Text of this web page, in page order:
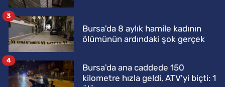
Bursa'da 8 aylık hamile kadının
ölümünün ardındaki şok gerçek
3
Bursa'da ana caddede 150
kilometre hızla geldi, ATV'yi biçti: 1
4